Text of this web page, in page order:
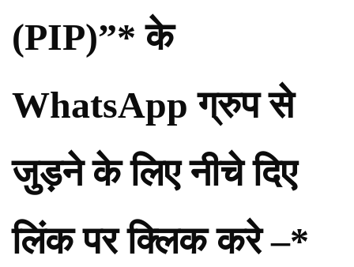
(PIP)”* के
WhatsApp ग्रुप से
जुड़ने के लिए नीचे दिए
लिंक पर क्लिक करे –*